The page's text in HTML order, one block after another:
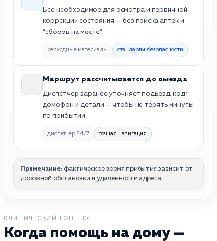
Всё необходимое для осмотра и первичной
коррекции состояния — без поиска аптек и
“сборов на месте”.
расходные материалы стандарты безопасности
Маршрут рассчитывается до выезда
Диспетчер заранее уточняет подъезд, код/
домофон и детали — чтобы не терять минуты
по прибытии.
диспетчер 24/7 точная навигация
Примечание: фактическое время прибытия зависит от
дорожной обстановки и удалённости адреса.
КЛИНИЧЕСКИЙ КОНТЕКСТ
Когда помощь на дому —